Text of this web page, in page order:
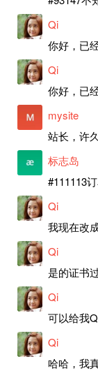
Qi
你好，已
Qi
你好，已
mysite
标志岛
#111113
Qi
我现在改
Qi
Qi
Qi
哈哈，我